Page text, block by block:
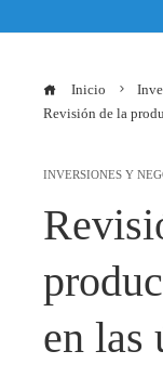
Inicio
Revisión de la
INVERSIONES Y
en las